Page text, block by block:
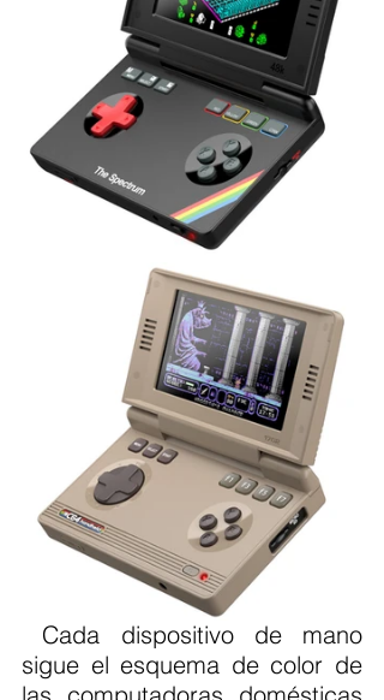
sigue el esquema de color de